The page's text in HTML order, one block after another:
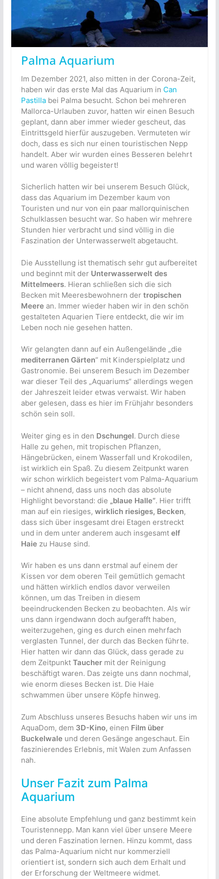
Palma Aquarium
Im Dezember 2021, also mitten in der Corona-Zeit,
haben wir das erste Mal das Aquarium in Can
Pastillabei Palma besucht. Schon bei mehreren
Mallorca-Urlauben zuvor, hatten wir einen Besuch
geplant, dann aber immer wieder gescheut, das
Eintrittsgeld hierfür auszugeben. Vermuteten wir
doch, dass es sich nur einen touristischen Nepp
handelt. Aber wir wurden eines Besseren belehrt
und waren völlig begeistert!
Sicherlich hatten wir bei unserem Besuch Glück,
dass das Aquarium im Dezember kaum von
Touristen und nur von ein paar mallorquinischen
Schulklassen besucht war. So haben wir mehrere
Stunden hier verbracht und sind völlig in die
Faszination der Unterwasserwelt abgetaucht.
Die Ausstellung ist thematisch sehr gut aufbereitet
und beginnt mit der Unterwasserwelt des
Mittelmeers. Hieran schließen sich die sich
Becken mit Meeresbewohnern der tropischen
Meere an. Immer wieder haben wir in den schön
gestalteten Aquarien Tiere entdeckt, die wir im
Leben noch nie gesehen hatten.
Wir gelangten dann auf ein Außengelände „die
mediterranen Gärten“ mit Kinderspielplatz und
Gastronomie. Bei unserem Besuch im Dezember
war dieser Teil des „Aquariums“ allerdings wegen
der Jahreszeit leider etwas verwaist. Wir haben
aber gelesen, dass es hier im Frühjahr besonders
schön sein soll.
Weiter ging es in den Dschungel. Durch diese
Halle zu gehen, mit tropischen Pflanzen,
Hängebrücken, einem Wasserfall und Krokodilen,
ist wirklich ein Spaß. Zu diesem Zeitpunkt waren
wir schon wirklich begeistert vom Palma-Aquarium
– nicht ahnend, dass uns noch das absolute
Highlight bevorstand: die „blaue Halle“. Hier trifft
man auf ein riesiges, wirklich riesiges, Becken,
dass sich über insgesamt drei Etagen erstreckt
und in dem unter anderem auch insgesamt elf
Haie zu Hause sind.
Wir haben es uns dann erstmal auf einem der
Kissen vor dem oberen Teil gemütlich gemacht
und hätten wirklich endlos davor verweilen
können, um das Treiben in diesem
beeindruckenden Becken zu beobachten. Als wir
uns dann irgendwann doch aufgerafft haben,
weiterzugehen, ging es durch einen mehrfach
verglasten Tunnel, der durch das Becken führte.
Hier hatten wir dann das Glück, dass gerade zu
dem Zeitpunkt Tauchermit der Reinigung
beschäftigt waren. Das zeigte uns dann nochmal,
wie enorm dieses Becken ist. Die Haie
schwammen über unsere Köpfe hinweg.
Zum Abschluss unseres Besuchs haben wir uns im
AquaDom, dem 3D-Kino, einen Film über
Buckelwale und deren Gesänge angeschaut. Ein
faszinierendes Erlebnis, mit Walen zum Anfassen
nah.
Unser Fazit zum Palma
Aquarium
Eine absolute Empfehlung und ganz bestimmt kein
Touristennepp. Man kann viel über unsere Meere
und deren Faszination lernen. Hinzu kommt, dass
das Palma-Aquarium nicht nur kommerziell
orientiert ist, sondern sich auch dem Erhalt und
der Erforschung der Weltmeere widmet.